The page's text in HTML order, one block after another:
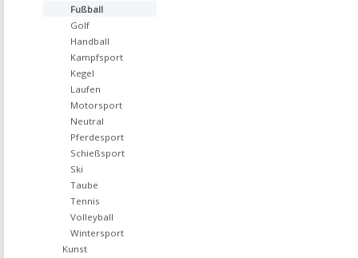
Fußball
Golf
Handball
Kampfsport
Kegel
Laufen
Motorsport
Neutral
Pferdesport
Schießsport
Ski
Taube
Tennis
Volleyball
Wintersport
Kunst